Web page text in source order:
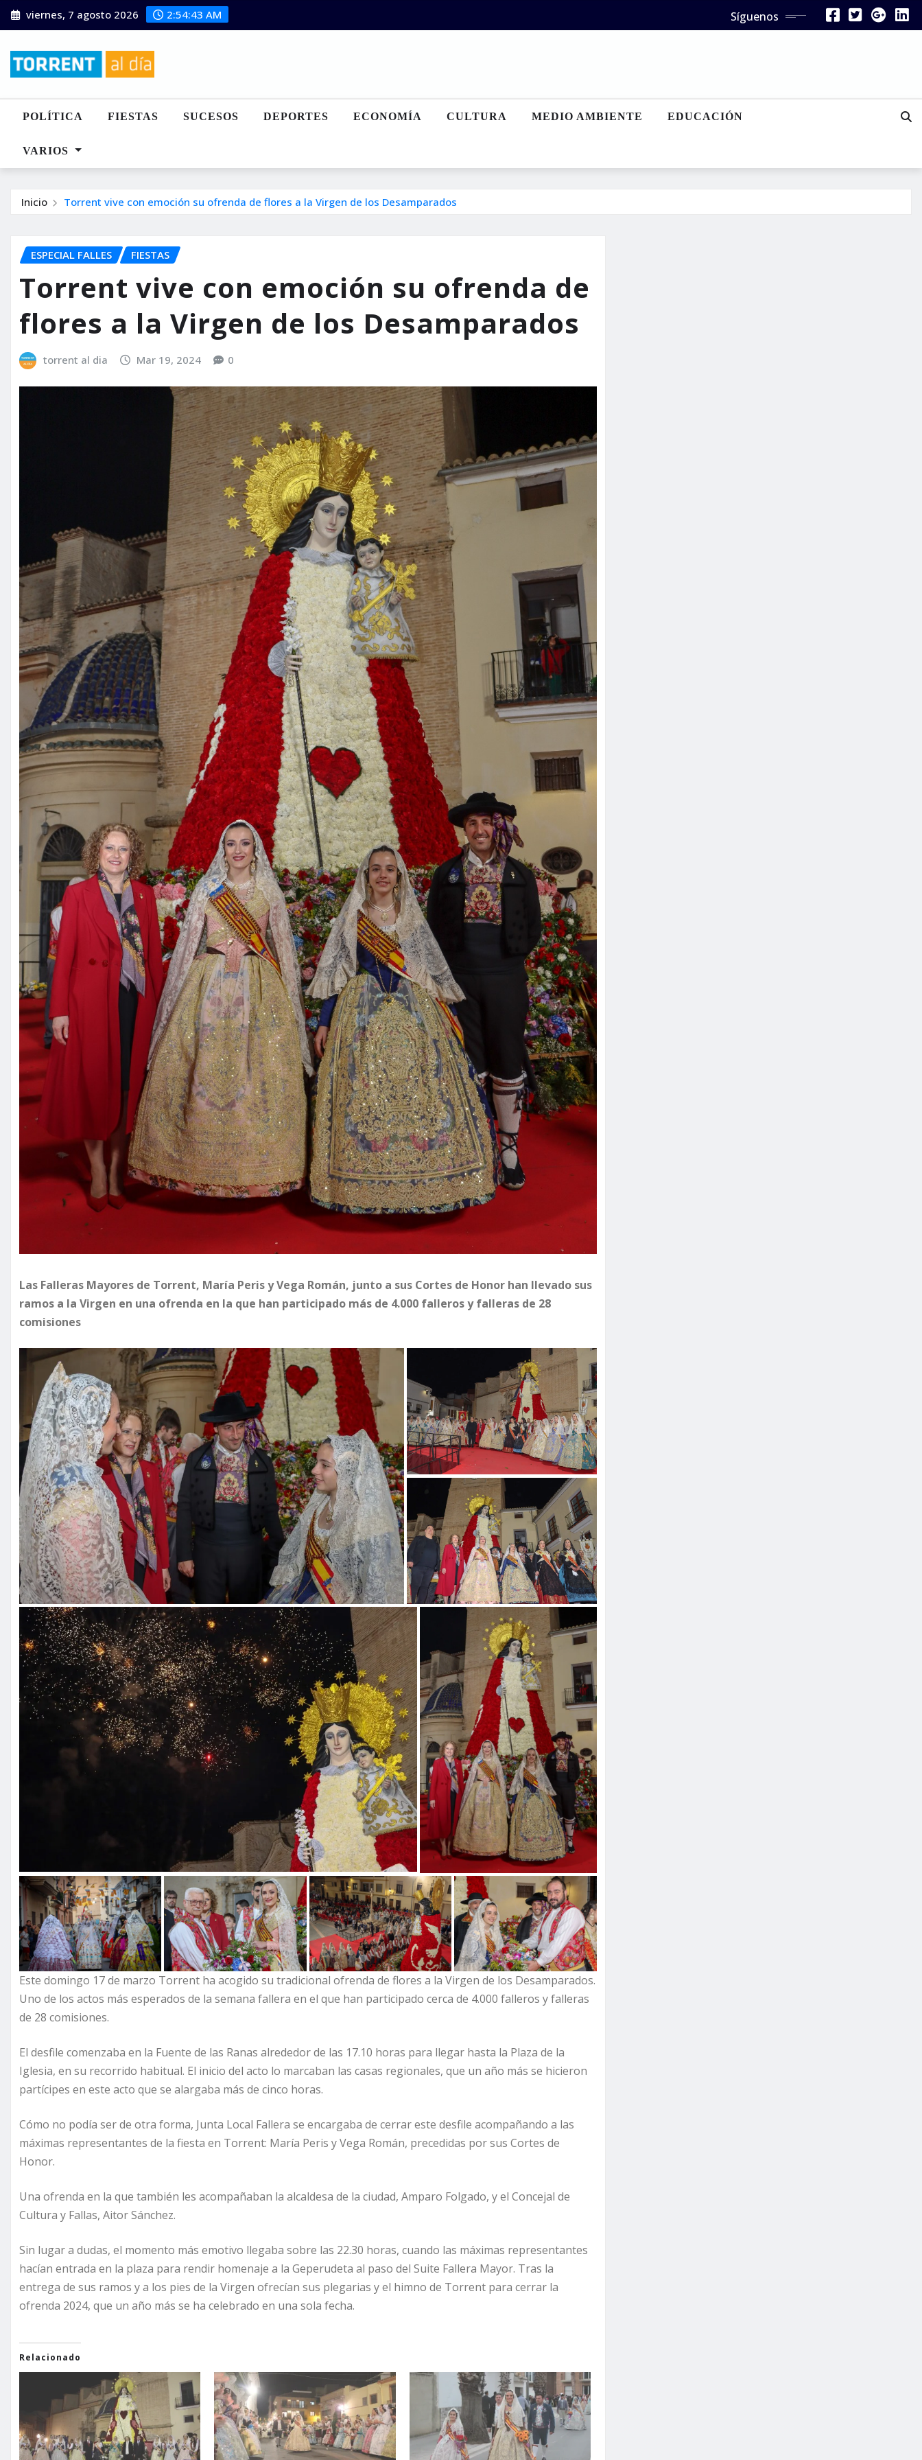
Saltar
al
viernes, 7 agosto 2026 2:54:45 AM Síguenos
POLÍTICA FIESTAS SUCESOS DEPORTES ECONOMÍA CULTURA MEDIO AMBIENTE EDUCACIÓN
VARIOS
Inicio Torrent vive con emoción su ofrenda de flores a la Virgen de los Desamparados
ESPECIAL FALLES FIESTAS
Torrent vive con emoción su ofrenda de
flores a la Virgen de los Desamparados
torrent al dia Mar 19, 2024 0
Las Falleras Mayores de Torrent, María Peris y Vega Román, junto a sus Cortes de Honor han llevado sus
ramos a la Virgen en una ofrenda en la que han participado más de 4.000 falleros y falleras de 28
comisiones
Este domingo 17 de marzo Torrent ha acogido su tradicional ofrenda de flores a la Virgen de los Desamparados.
Uno de los actos más esperados de la semana fallera en el que han participado cerca de 4.000 falleros y falleras
de 28 comisiones.
El desfile comenzaba en la Fuente de las Ranas alrededor de las 17.10 horas para llegar hasta la Plaza de la
Iglesia, en su recorrido habitual. El inicio del acto lo marcaban las casas regionales, que un año más se hicieron
partícipes en este acto que se alargaba más de cinco horas.
Cómo no podía ser de otra forma, Junta Local Fallera se encargaba de cerrar este desfile acompañando a las
máximas representantes de la fiesta en Torrent: María Peris y Vega Román, precedidas por sus Cortes de
Honor.
Una ofrenda en la que también les acompañaban la alcaldesa de la ciudad, Amparo Folgado, y el Concejal de
Cultura y Fallas, Aitor Sánchez.
Sin lugar a dudas, el momento más emotivo llegaba sobre las 22.30 horas, cuando las máximas representantes
hacían entrada en la plaza para rendir homenaje a la Geperudeta al paso del Suite Fallera Mayor. Tras la
entrega de sus ramos y a los pies de la Virgen ofrecían sus plegarias y el himno de Torrent para cerrar la
ofrenda 2024, que un año más se ha celebrado en una sola fecha.
Relacionado